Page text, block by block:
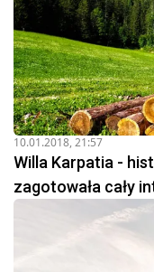
10.01.2018, 21:57
Willa Karpatia -
zagotowała cały